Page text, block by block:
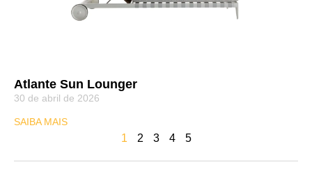
Atlante Sun Lounger
30 de abril de 2026
SAIBA MAIS
1 2 3 4 5